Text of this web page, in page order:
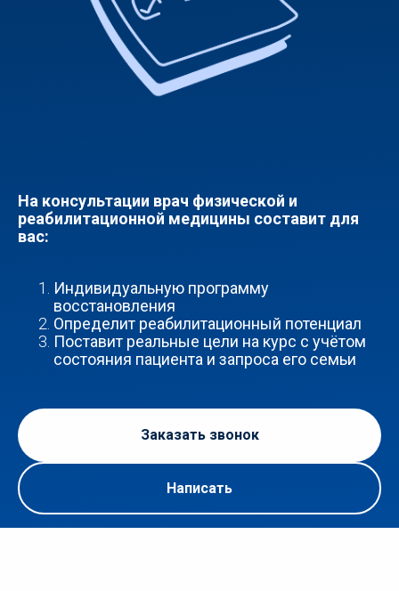
На консультации врач физической и
реабилитационной медицины составит для
вас:
Индивидуальную программу
восстановления
Определит реабилитационный потенциал
Поставит реальные цели на курс с учётом
состояния пациента и запроса его семьи
Заказать звонок
Написать